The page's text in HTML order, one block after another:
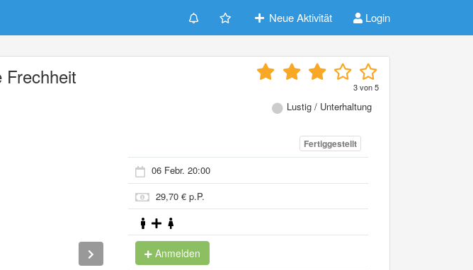
Neue Aktivität Login
Frechheit 3von5
Lustig / Unterhaltung
Fertiggestellt
06 Febr. 20:00
29,70 € p.P.
Anmelden